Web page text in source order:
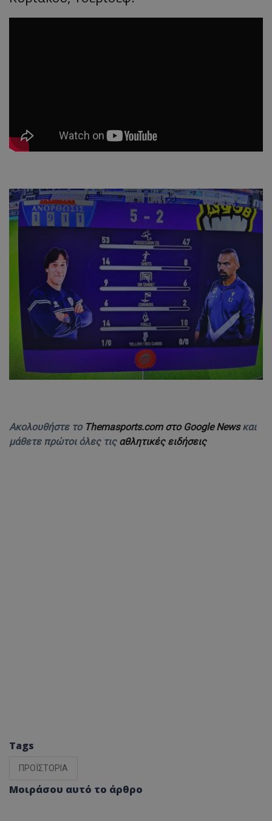
Ακολουθήστε το Themasports.com στο Google Newsκαι
μάθετε πρώτοι όλες τις αθλητικές ειδήσεις
Tags
ΠΡΟΪΣΤΟΡΙΑ
Μοιράσου αυτό το άρθρο